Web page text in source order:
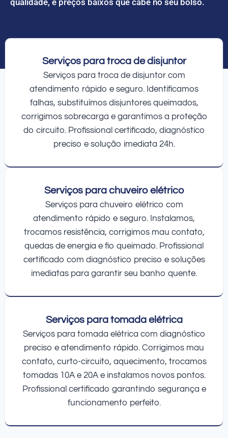
Serviços para troca de disjuntor
Serviços para troca de disjuntor com
atendimento rápido e seguro. Identificamos
falhas, substituímos disjuntores queimados,
corrigimos sobrecarga e garantimos a proteção
do circuito. Profissional certificado, diagnóstico
preciso e solução imediata 24h.
Serviços para chuveiro elétrico
Serviços para chuveiro elétrico com
atendimento rápido e seguro. Instalamos,
trocamos resistência, corrigimos mau contato,
quedas de energia e fio queimado. Profissional
certificado com diagnóstico preciso e soluções
imediatas para garantir seu banho quente.
Serviços para tomada elétrica
Serviços para tomada elétrica com diagnóstico
preciso e atendimento rápido. Corrigimos mau
contato, curto-circuito, aquecimento, trocamos
tomadas 10A e 20A e instalamos novos pontos.
Profissional certificado garantindo segurança e
funcionamento perfeito.